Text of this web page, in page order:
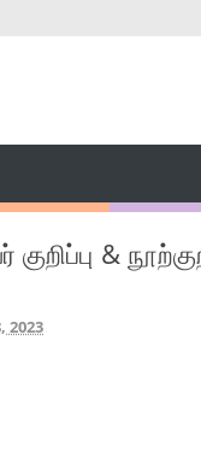
&
2023